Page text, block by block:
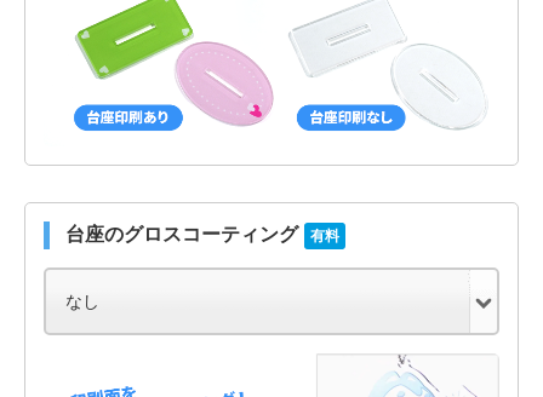
台座のグロスコーティング 有料